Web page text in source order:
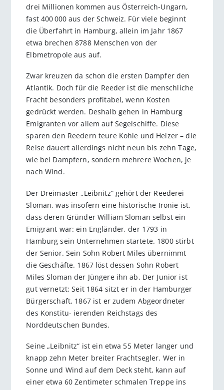
drei Millionen kommen aus Österreich-Ungarn,
fast 400 000 aus der Schweiz. Für viele beginnt
die Überfahrt in Hamburg, allein im Jahr 1867
etwa brechen 8788 Menschen von der
Elbmetropole aus auf.
Zwar kreuzen da schon die ersten Dampfer den
Atlantik. Doch für die Reeder ist die menschliche
Fracht besonders profitabel, wenn Kosten
gedrückt werden. Deshalb gehen in Hamburg
Emigranten vor allem auf Segelschiffe. Diese
sparen den Reedern teure Kohle und Heizer – die
Reise dauert allerdings nicht neun bis zehn Tage,
wie bei Dampfern, sondern mehrere Wochen, je
nach Wind.
Der Dreimaster „Leibnitz“ gehört der Reederei
Sloman, was insofern eine historische Ironie ist,
dass deren Gründer William Sloman selbst ein
Emigrant war: ein Engländer, der 1793 in
Hamburg sein Unternehmen startete. 1800 stirbt
der Senior. Sein Sohn Robert Miles übernimmt
die Geschäfte. 1867 löst dessen Sohn Robert
Miles Sloman der Jüngere ihn ab. Der Junior ist
gut vernetzt: Seit 1864 sitzt er in der Hamburger
Bürgerschaft, 1867 ist er zudem Abgeordneter
des Konstitu- ierenden Reichstags des
Norddeutschen Bundes.
Seine „Leibnitz“ ist ein etwa 55 Meter langer und
knapp zehn Meter breiter Frachtsegler. Wer in
Sonne und Wind auf dem Deck steht, kann auf
einer etwa 60 Zentimeter schmalen Treppe ins